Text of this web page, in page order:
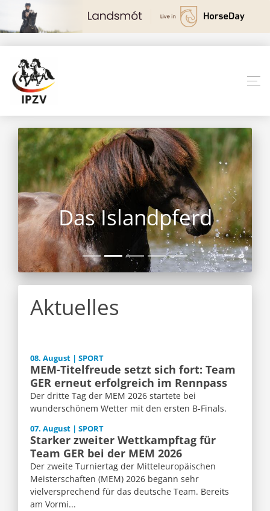
Das Islandpferd
Aktuelles
08. August | SPORT
MEM-Titelfreude setzt sich fort: Team
GER erneut erfolgreich im Rennpass
Der dritte Tag der MEM 2026 startete bei
wunderschönem Wetter mit den ersten B-Finals.
07. August | SPORT
Starker zweiter Wettkampftag für
Team GER bei der MEM 2026
Der zweite Turniertag der Mitteleuropäischen
Meisterschaften (MEM) 2026 begann sehr
vielversprechend für das deutsche Team. Bereits
am Vormi...